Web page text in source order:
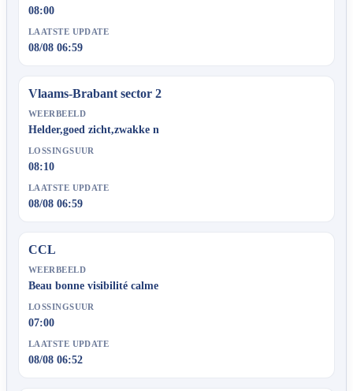
08:00
LAATSTE UPDATE
08/08 06:59
Vlaams-Brabant sector 2
WEERBEELD
Helder,goed zicht,zwakke n
LOSSINGSUUR
08:10
LAATSTE UPDATE
08/08 06:59
CCL
WEERBEELD
Beau bonne visibilité calme
LOSSINGSUUR
07:00
LAATSTE UPDATE
08/08 06:52